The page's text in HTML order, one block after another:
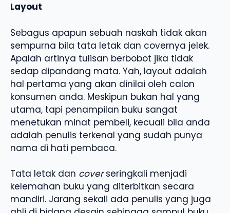
Layout
Sebagus apapun sebuah naskah tidak akan
sempurna bila tata letak dan covernya jelek.
Apalah artinya tulisan berbobot jika tidak
sedap dipandang mata. Yah, layout adalah
hal pertama yang akan dinilai oleh calon
konsumen anda. Meskipun bukan hal yang
utama, tapi penampilan buku sangat
menetukan minat pembeli, kecuali bila anda
adalah penulis terkenal yang sudah punya
nama di hati pembaca.
Tata letak dan coverseringkali menjadi
kelemahan buku yang diterbitkan secara
mandiri. Jarang sekali ada penulis yang juga